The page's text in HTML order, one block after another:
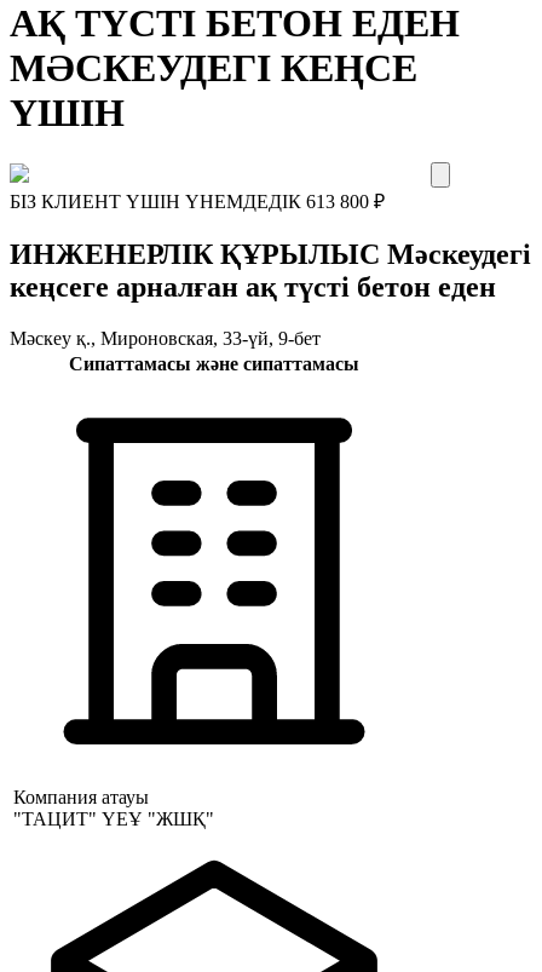
АҚ ТҮСТІ БЕТОН ЕДЕН
МӘСКЕУДЕГІ КЕҢСЕ
ҮШІН
БІЗ КЛИЕНТ ҮШІН ҮНЕМДЕДІК 613 800 ₽
ИНЖЕНЕРЛІК ҚҰРЫЛЫС Мәскеудегі
кеңсеге арналған ақ түсті бетон еден
Мәскеу қ., Мироновская, 33-үй, 9-бет
Сипаттамасы және сипаттамасы
Компания атауы
"ТАЦИТ" ҮЕҰ "ЖШҚ"